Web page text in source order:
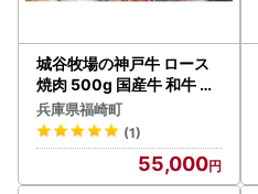
城谷牧場の神戸牛 ロース
焼肉 500g 国産牛 和牛 神
戸ビーフ バーベキュー BB
Q 冷凍
兵庫県福崎町
(1)
55,000